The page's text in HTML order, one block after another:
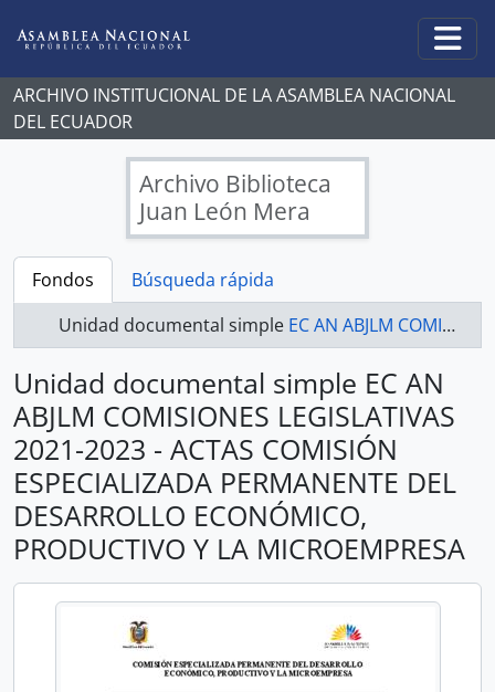
ARCHIVO INSTITUCIONAL DE LA ASAMBLEA NACIONAL
DEL ECUADOR
Archivo Biblioteca
Juan León Mera
Fondos
Búsqueda rápida
Unidad documental simple EC AN ABJLM COMISIONES LEGISLATIVAS 2021-2023 - ACTAS COMISIÓN ESPECIALIZADA PERMANENTE DEL DESARROLLO ECONÓMICO, PRODUCTIVO Y LA MICROEMPRESA
Unidad documental simple EC AN
ABJLM COMISIONES LEGISLATIVAS
2021-2023 - ACTAS COMISIÓN
ESPECIALIZADA PERMANENTE DEL
DESARROLLO ECONÓMICO,
PRODUCTIVO Y LA MICROEMPRESA